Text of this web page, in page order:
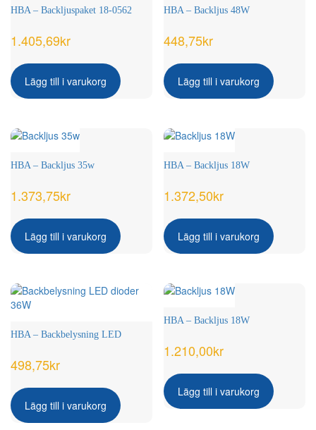
HBA – Backljuspaket 18-0562
1.405,69kr
Lägg till i varukorg
HBA – Backljus 48W
448,75kr
Lägg till i varukorg
HBA – Backljus 35w
1.373,75kr
Lägg till i varukorg
HBA – Backljus 18W
1.372,50kr
Lägg till i varukorg
HBA – Backbelysning LED
498,75kr
Lägg till i varukorg
HBA – Backljus 18W
1.210,00kr
Lägg till i varukorg